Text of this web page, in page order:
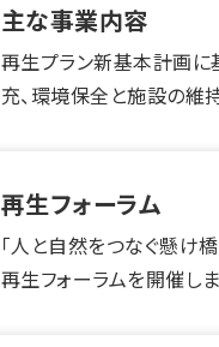
主な事業内容
再生プラン新基本計画に
充、環境保全と施設の維
再生フォーラム
「人と自然をつなぐ懸け
再生フォーラムを開催し